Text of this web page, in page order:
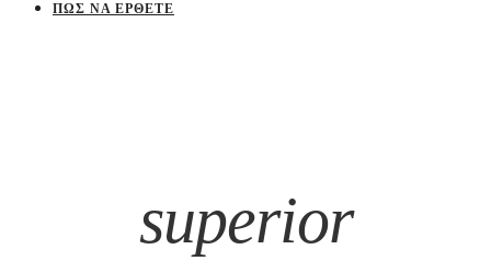
ΠΩΣ ΝΑ ΈΡΘΕΤΕ
superior